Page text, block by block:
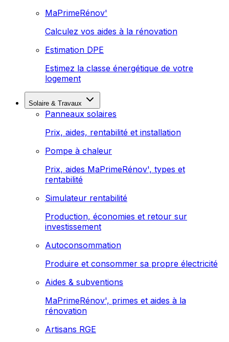
MaPrimeRénov'
Calculez vos aides à la rénovation
Estimation DPE
Estimez la classe énergétique de votre
logement
Solaire & Travaux
Panneaux solaires
Prix, aides, rentabilité et installation
Pompe à chaleur
Prix, aides MaPrimeRénov', types et
rentabilité
Simulateur rentabilité
Production, économies et retour sur
investissement
Autoconsommation
Produire et consommer sa propre électricité
Aides & subventions
MaPrimeRénov', primes et aides à la
rénovation
Artisans RGE